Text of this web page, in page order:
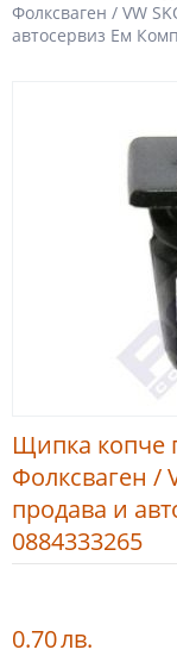
Фолксваген / VW
автосервиз Ем
Щипка копче
Фолксваген /
продава и
0884333265
0.70лв.